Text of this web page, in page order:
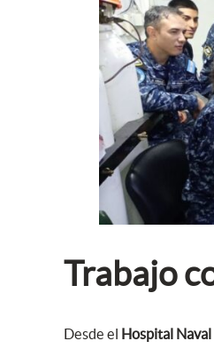
Trabajo
Desde el Hospital